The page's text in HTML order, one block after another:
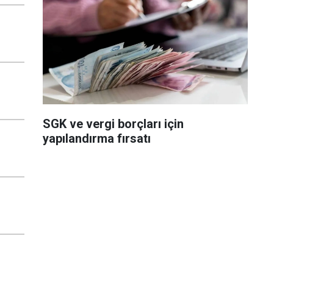
SGK ve vergi borçları için
yapılandırma fırsatı